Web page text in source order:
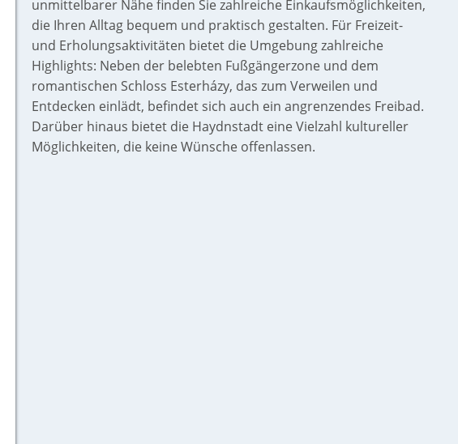
unmittelbarer Nähe finden Sie zahlreiche Einkaufsmöglichkeiten,
die Ihren Alltag bequem und praktisch gestalten. Für Freizeit-
und Erholungsaktivitäten bietet die Umgebung zahlreiche
Highlights: Neben der belebten Fußgängerzone und dem
romantischen Schloss Esterházy, das zum Verweilen und
Entdecken einlädt, befindet sich auch ein angrenzendes Freibad.
Darüber hinaus bietet die Haydnstadt eine Vielzahl kultureller
Möglichkeiten, die keine Wünsche offenlassen.